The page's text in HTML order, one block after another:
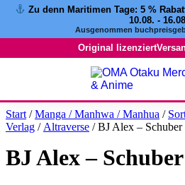
Zum
springen
Zu denn Maritimen Tage: 5 %
10.08. -
Ausgenommen
Original lizenziert
Start /Manga / Manhwa / Manhua /
Verlag / Altraverse / BJ Alex – Schuber
BJ Alex –